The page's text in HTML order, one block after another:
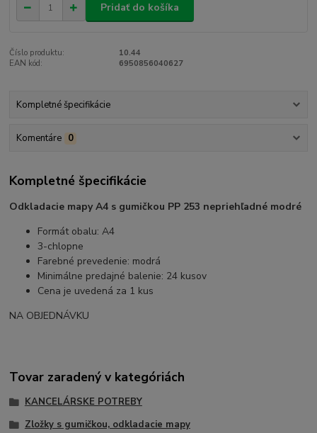
Pridať do košíka
Číslo produktu:
10.44
EAN kód:
6950856040627
Kompletné špecifikácie
Komentáre 0
Kompletné špecifikácie
Odkladacie mapy A4 s gumičkou PP 253 nepriehľadné modré
Formát obalu: A4
3-chlopne
Farebné prevedenie: modrá
Minimálne predajné balenie: 24 kusov
Cena je uvedená za 1 kus
NA OBJEDNÁVKU
Tovar zaradený v kategóriách
KANCELÁRSKE POTREBY
Zložky s gumičkou, odkladacie mapy